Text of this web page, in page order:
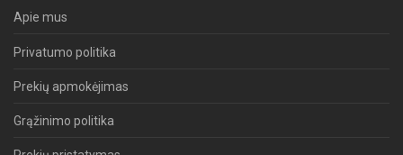
Apie mus
Privatumo politika
Prekių apmokėjimas
Grąžinimo politika